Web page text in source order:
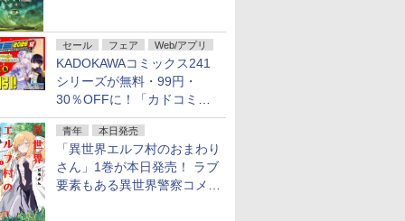
セール フェア Web/アプリ
KADOKAWAコミックス241
シリーズが無料・99円・
30％OFFに！「カドコミフ
ェア 2026」第2弾が開催中！
青年 本日発売
「異世界エルフ村のおまわり
さん」1巻が本日発売！ ラブ
要素もある異世界警察コメデ